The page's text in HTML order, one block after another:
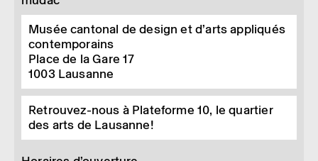
Musée cantonal de design et d’arts appliqués
contemporains
Place de la Gare 17
1003 Lausanne
Retrouvez-nous à Plateforme 10, le quartier
des arts de Lausanne!